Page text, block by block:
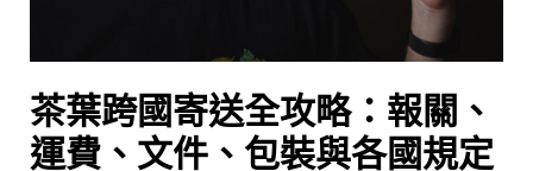
茶葉跨國寄送全攻略：報關、
運費、文件、包裝與各國規定
費、
文